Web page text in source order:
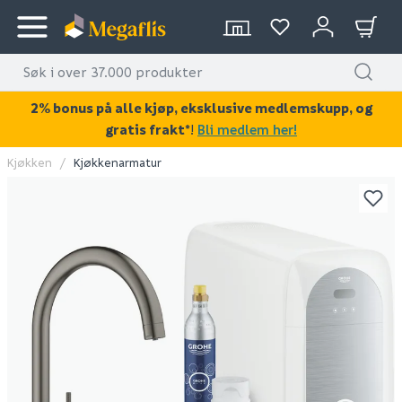
KAN DISSE VÆRE AV INTERESSE?
Kjøkken Kjøkkenarmatur
2% bonus på alle kjøp, eksklusive medlemskupp, og
gratis frakt*! Bli medlem her!